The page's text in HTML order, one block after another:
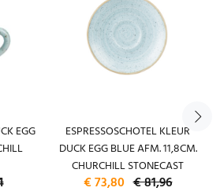
EGG
ESPRESSOSCHOTEL KLEUR
DUCK EGG BLUE AFM. 11,8CM.
CHURCHILL STONECAST
€ 73,80 € 81,96